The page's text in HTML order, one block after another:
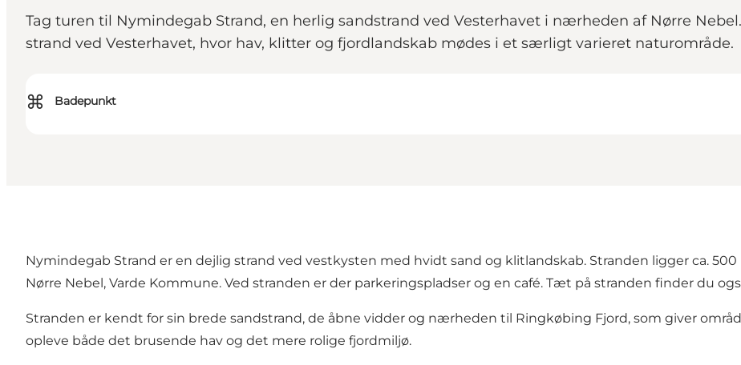
Tag turen til Nymindegab Strand, en herlig sandstrand ved Vesterhavet i nærheden af Nørre
strand ved Vesterhavet, hvor hav, klitter og fjordlandskab mødes i et særligt varieret naturområde.
⌘ Badepunkt
Nymindegab Strand er en dejlig strand ved vestkysten med hvidt sand og klitlandskab. Stranden ligger ca.
Nørre Nebel, Varde Kommune. Ved stranden er der parkeringspladser og en café. Tæt på stranden finder du
Stranden er kendt for sin brede sandstrand, de åbne vidder og nærheden til Ringkøbing Fjord, som giver
opleve både det brusende hav og det mere rolige fjordmiljø.